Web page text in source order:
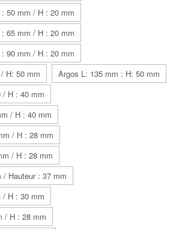
50 mm / H : 20 mm
65 mm / H : 20 mm
90 mm / H : 20 mm
H: 50 mm
Argos L: 135 mm : H: 50 mm
/ H : 40 mm
/ H : 40 mm
/ H : 28 mm
/ H : 28 mm
Hauteur : 37 mm
/ H : 30 mm
/ H : 28 mm